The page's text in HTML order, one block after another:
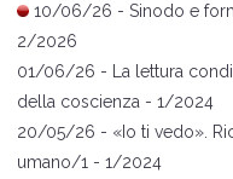
10/06/26 - Sinodo e
2/2026
01/06/26 -
La lettura
della coscienza - 1/2024
20/05/26 - « Io ti vedo» .
umano/1 - 1/2024